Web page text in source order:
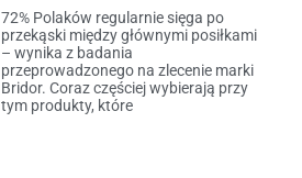
72% Polaków regularnie sięga po
przekąski między głównymi posiłkami
– wynika z badania
przeprowadzonego na zlecenie marki
Bridor. Coraz częściej wybierają przy
tym produkty, które